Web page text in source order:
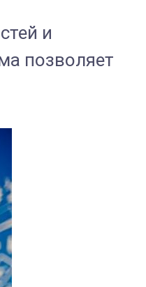
и
позволяет